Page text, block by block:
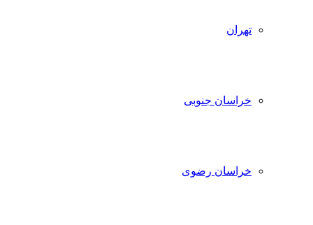
تهران
خراسان جنوبی
خراسان رضوی